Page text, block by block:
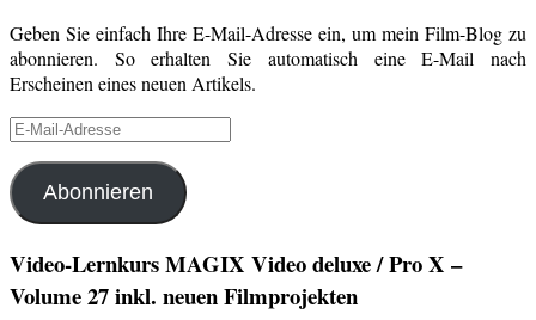
Geben Sie einfach Ihre E-Mail-Adresse ein, um mein Film-Blog zu
abonnieren. So erhalten Sie automatisch eine E-Mail nach
Erscheinen eines neuen Artikels.
E-
Adresse
Abonnieren
Video-Lernkurs MAGIX Video deluxe / Pro X –
Volume 27 inkl. neuen Filmprojekten